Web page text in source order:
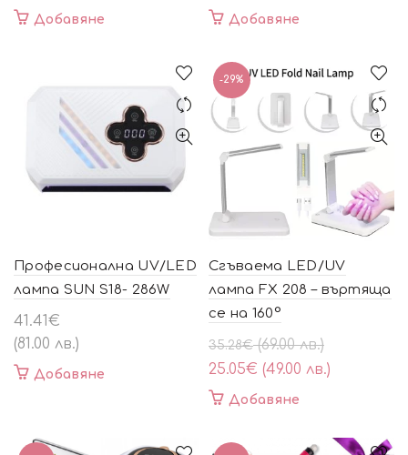
was:
50.62€
е:
45.50€
Добавяне
was:
55.73€
лв.).
е:
48.57€
лв.).
Добавяне
Професионална UV/LED
лампа SUN S18- 286W
41.41€
(81.00 лв.)
Добавяне
-29%
Сгъваема LED/UV
лампа FX 208 – въртяща
се на 160°
35.28€ (69.00 лв.)
Original
price
was:
35.28€
25.05€ (49.00 лв.)
Текущата
цена
е:
25.05€
Добавяне